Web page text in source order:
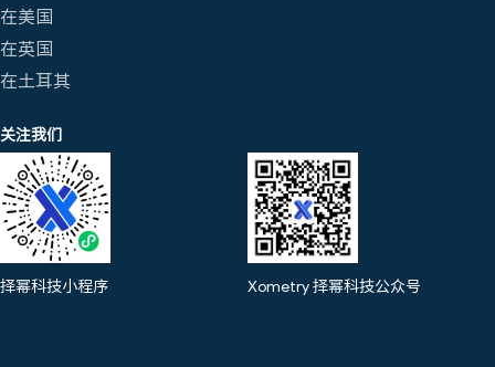
在美国
在英国
在土耳其
关注我们
择幂科技小程序 Xometry 择幂科技公众号